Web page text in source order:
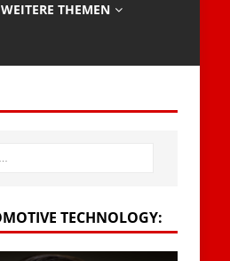
WEITERE THEMEN
TECHNOLOGY: